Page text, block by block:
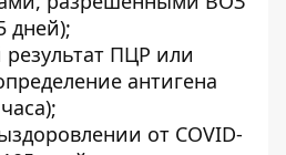
дней);
ПЦР или
антигена
от COVID-